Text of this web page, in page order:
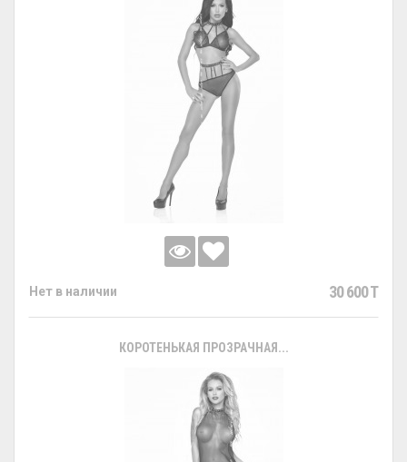
Нет в наличии 30 600 T
КОРОТЕНЬКАЯ ПРОЗРАЧНАЯ...